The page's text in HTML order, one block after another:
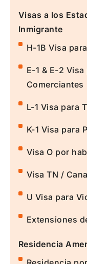
Visas a los
Inmigrante
H-1B Visa
E-1 & E-2
Comerciantes
L-1 Visa para
K-1 Visa para
Visa O por
Visa TN /
U Visa para
Extensiones
Residencia